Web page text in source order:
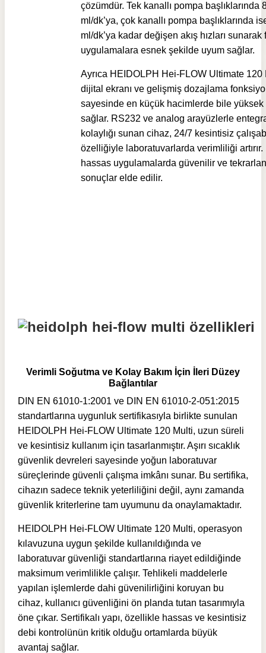
çözümdür. Tek kanallı pompa başlıklarında
ml/dk’ya, çok kanallı pompa başlıklarında
ml/dk’ya kadar değişen akış hızları sunarak
uygulamalara esnek şekilde uyum sağlar.
Ayrıca HEIDOLPH Hei-FLOW Ultimate 120
dijital ekranı ve gelişmiş dozajlama
sayesinde en küçük hacimlerde bile yüksek
sağlar. RS232 ve analog arayüzlerle
kolaylığı sunan cihaz, 24/7 kesintisiz
özelliğiyle laboratuvarlarda verimliliği
hassas uygulamalarda güvenilir ve
sonuçlar elde edilir.
Verimli Soğutma ve Kolay Bakım İçin İleri Düzey
Bağlantılar
DIN EN 61010-1:2001 ve DIN EN 61010-2-051:2015
standartlarına uygunluk sertifikasıyla birlikte sunulan
HEIDOLPH Hei-FLOW Ultimate 120 Multi, uzun süreli
ve kesintisiz kullanım için tasarlanmıştır. Aşırı sıcaklık
güvenlik devreleri sayesinde yoğun laboratuvar
süreçlerinde güvenli çalışma imkânı sunar. Bu sertifika,
cihazın sadece teknik yeterliliğini değil, aynı zamanda
güvenlik kriterlerine tam uyumunu da onaylamaktadır.
HEIDOLPH Hei-FLOW Ultimate 120 Multi, operasyon
kılavuzuna uygun şekilde kullanıldığında ve
laboratuvar güvenliği standartlarına riayet edildiğinde
maksimum verimlilikle çalışır. Tehlikeli maddelerle
yapılan işlemlerde dahi güvenilirliğini koruyan bu
cihaz, kullanıcı güvenliğini ön planda tutan tasarımıyla
öne çıkar. Sertifikalı yapı, özellikle hassas ve kesintisiz
debi kontrolünün kritik olduğu ortamlarda büyük
avantaj sağlar.